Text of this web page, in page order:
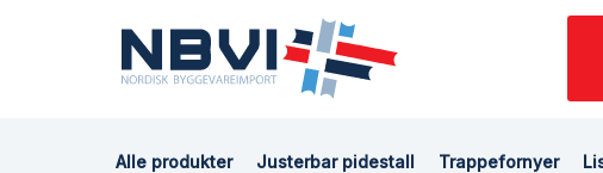
Alle produkter Justerbar pidestall Trappefornyer